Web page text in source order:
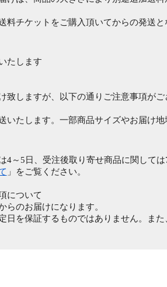
料チケットをご購入頂いてからの発送と
たします
致しますが、以下の通りご注意事項が
いたします。一部商品サイズやお届け
～5日、受注後取り寄せ商品に関しては
」をご覧ください。
について
のお届けになります。
を保証するものではありません。ま